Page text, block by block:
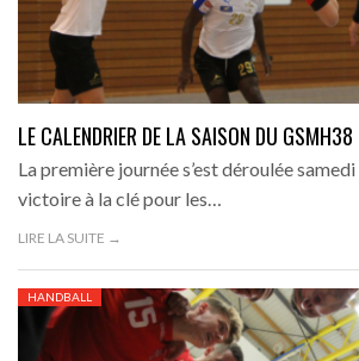
LE CALENDRIER DE LA SAISON DU GSMH38
La première journée s’est déroulée
victoire à la clé pour les…
LIRE LA SUITE →
HANDBALL